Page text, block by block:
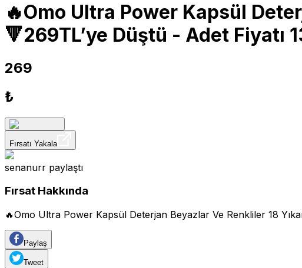
🔥Omo Ultra Power Kapsül
🔻269TL’ye Düştü - Adet Fiyatı
269
₺
Fırsatı Yakala
senanurr paylaştı
Fırsat Hakkında
🔥Omo Ultra Power Kapsül Deterjan Beyazlar Ve Renkliler 18
Paylaş
Tweet